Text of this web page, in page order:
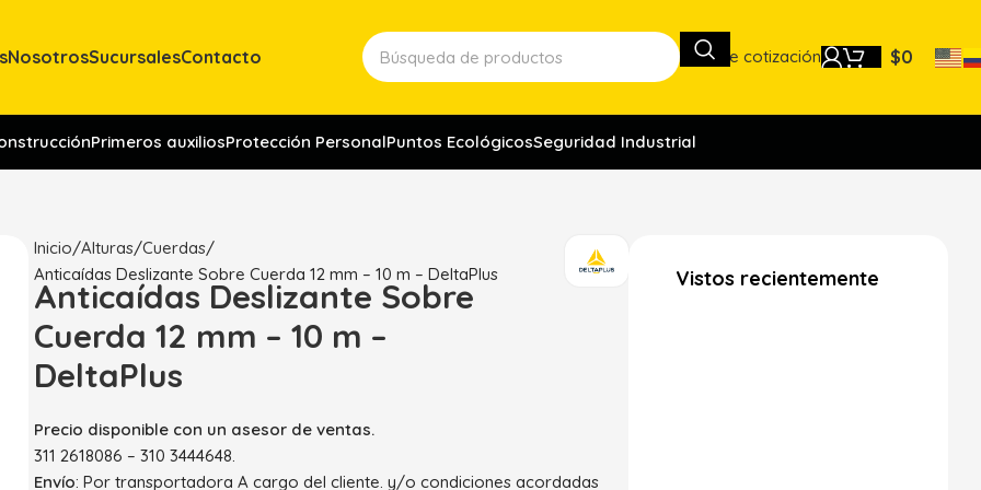
NosotrosSucursalesContacto Lista de cotización $0
Primeros auxiliosProtección PersonalPuntos EcológicosSeguridad Industrial
Inicio Alturas Cuerdas
Anticaídas Deslizante Sobre Cuerda 12 mm – 10 m – DeltaPlus
Anticaídas Deslizante Sobre
Cuerda 12 mm – 10 m –
DeltaPlus
Precio disponible con un asesor de ventas.
311 2618086 – 310 3444648.
Envío: Por transportadora A cargo del cliente. y/o condiciones acordadas
Vistos recientemente